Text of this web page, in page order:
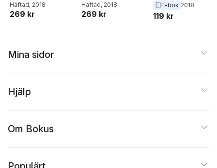
Daniel Pedersen
Häftad, 2018
269 kr
Daniel Pedersen
Häftad, 2018
269 kr
Daniel Pedersen
E-bok 2018
119 kr
Mina sidor
Hjälp
Om Bokus